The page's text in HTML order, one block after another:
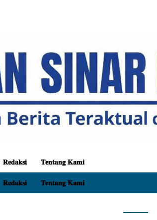
𝐑𝐞𝐝𝐚𝐤𝐬𝐢 𝐓𝐞𝐧𝐭𝐚𝐧𝐠 𝐊𝐚𝐦𝐢
𝐑𝐞𝐝𝐚𝐤𝐬𝐢 𝐓𝐞𝐧𝐭𝐚𝐧𝐠 𝐊𝐚𝐦𝐢